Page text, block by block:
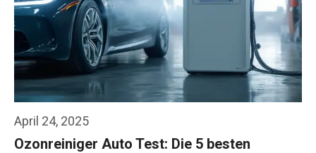
April 24, 2025
Ozonreiniger Auto Test: Die 5 besten